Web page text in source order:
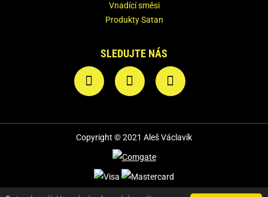
Vnadící směsi
Produkty Satan
SLEDUJTE NÁS
Copyright © 2021 Aleš Václavík